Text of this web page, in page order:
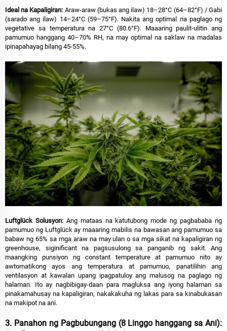
Ideal na Kapaligiran: Araw-araw (bukas ang ilaw) 18–28°C (64–82°F) / Gabi
(sarado ang ilaw) 14–24°C (59–75°F). Nakita ang optimal na paglago ng
vegetative sa temperatura na 27°C (80.6°F). Maaaring paulit-ulitin ang
pamumuo hanggang 40–70% RH, na may optimal na saklaw na madalas
ipinapahayag bilang 45-55%.
Luftglück Solusyon: Ang mataas na katutubong mode ng pagbababa ng
pamumuo ng Luftglück ay maaaring mabilis na bawasan ang pamumuo sa
babaw ng 65% sa mga araw na may ulan o sa mga sikat na kapaligiran ng
greenhouse, siginificant na pagsusulong sa panganib ng sakit. Ang
maangking punsiyon ng constant temperature at pamumuo nito ay
awtomatikong ayos ang temperatura at pamumuo, panatilihin ang
ventilasyon at kawalan upang ipagpatuloy ang malusog na paglago ng
halaman. Ito ay nagbibigay-daan para magluksa ang iyong halaman sa
pinakamahusay na kapaligiran, nakakakuha ng lakas para sa kinabukasan
na makipot na ani.
3. Panahon ng Pagbubungang (8 Linggo hanggang sa Ani):